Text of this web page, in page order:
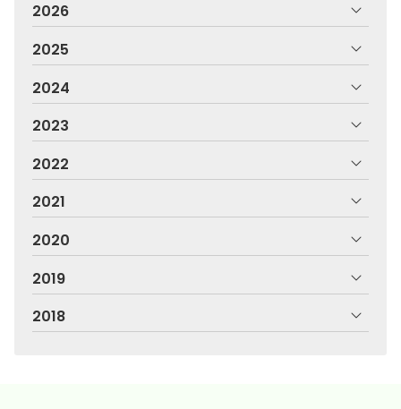
2026
2025
2024
2023
2022
2021
2020
2019
2018